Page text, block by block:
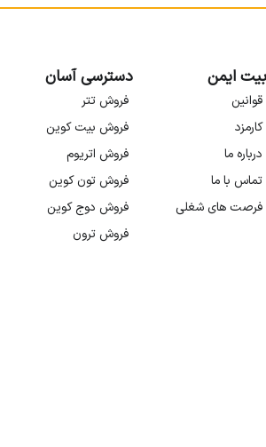
بیت ایمن
قوانین
کارمزد
درباره ما
تماس با ما
فرصت های شغلی
دسترسی آسان
فروش تتر
فروش بیت کوین
فروش اتریوم
فروش تون کوین
فروش دوج کوین
فروش ترون